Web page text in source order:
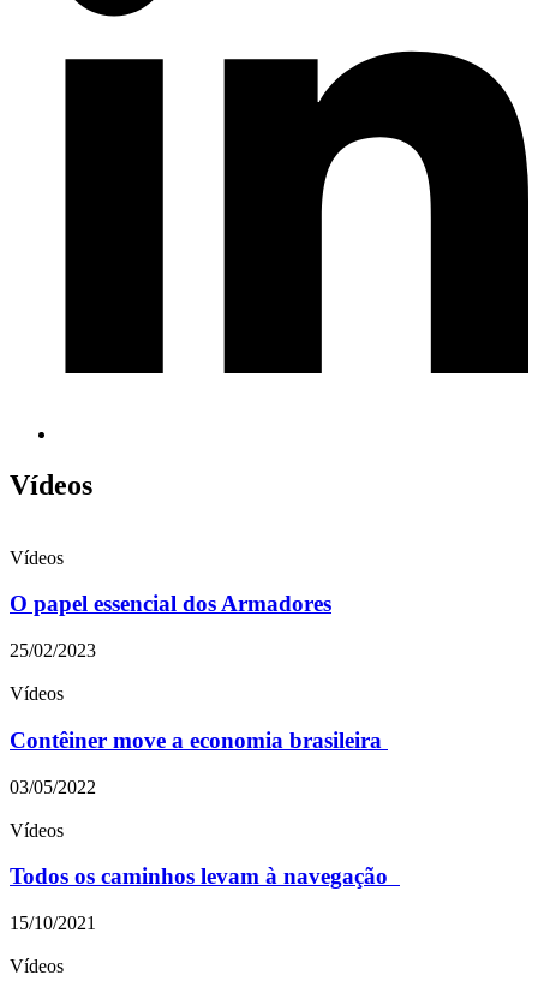
Vídeos
Vídeos
O papel essencial dos Armadores
25/02/2023
Vídeos
Contêiner move a economia brasileira
03/05/2022
Vídeos
Todos os caminhos levam à navegação
15/10/2021
Vídeos